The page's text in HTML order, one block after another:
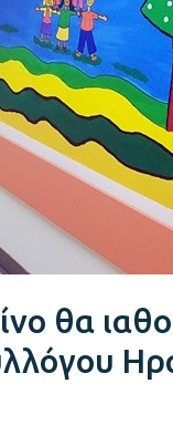
θα